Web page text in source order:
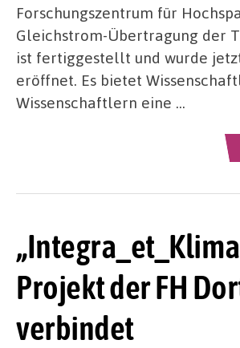
Forschungszentrum für
Gleichstrom-Übertragung der
ist fertiggestellt und wurde
eröffnet. Es bietet
Wissenschaftlern eine …
Projekt der FH
verbindet